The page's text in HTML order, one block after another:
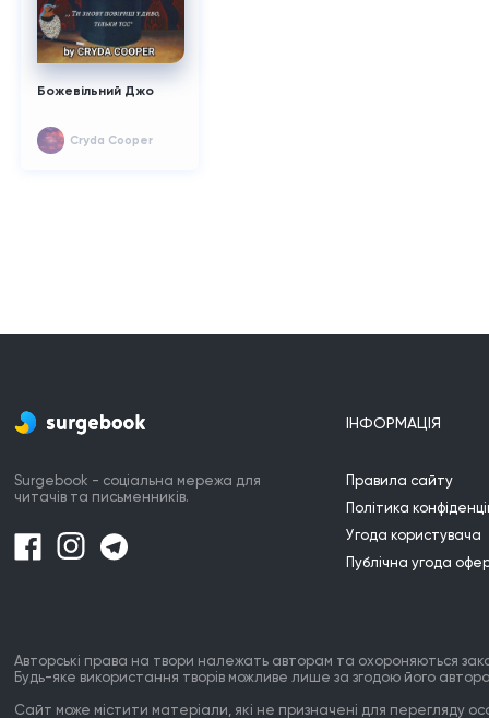
Божевільний Джо
Cryda Cooper
Surgebook - соціальна мережа для
читачів та письменників.
ІНФОРМАЦІЯ
Правила сайту
Політика
Угода користувача
Публічна угода
Авторські права на твори належать авторам та охороняються
Будь-яке використання творів можливе лише за згодою його
Сайт може містити матеріали, які не призначені для перегляду